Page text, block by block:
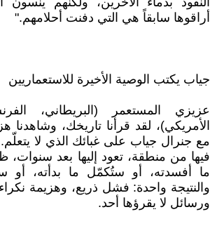
أراقوها سابقاً هي التي دفنت أحلامهم."
جياب يكتب الوصية الأخيرة للاستعماريين
عزيزي المستعمر (البريطاني،
الأمريكي)، لقد قرأنا تاريخك، وشاهدنا
مع جنرال جياب على غبائك الذي لا
فيها من منطقة، تعود إليها بعد سنوات،
ما أفسدته، أو ستُكمّل ما بدأته، أو
والنتيجة واحدة: فشل ذريع، وهزيمة
ورسائل لا يقرؤها أحد.